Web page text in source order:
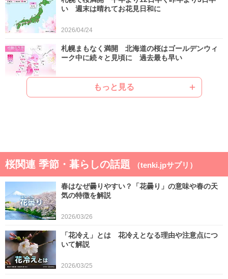
もっと見る
い 週末は晴れてお花見日和に
2026/04/24
札幌まもなく満開 北海道の桜はゴールデンウィ
ーク中に続々と見頃に 過去最も早い
2026/04/22
ゴールデンウィークは晴れと雨が交互 晴れると
気象予報士の解説をもっと見る
桜関連 季節・暮らしの話題 （tenki.jpサプリ）
春はなぜ曇りやすい？「花曇り」の意味や春の天
気の特徴を解説
2026/03/26
「花冷え」とは 花冷えとなる理由や注意点につ
いて解説
2026/03/25